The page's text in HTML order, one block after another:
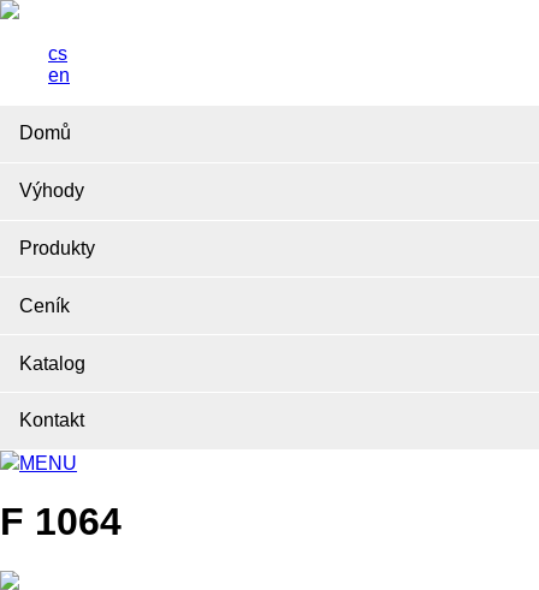
cs
en
Domů
Výhody
Produkty
Ceník
Katalog
Kontakt
MENU
F 1064